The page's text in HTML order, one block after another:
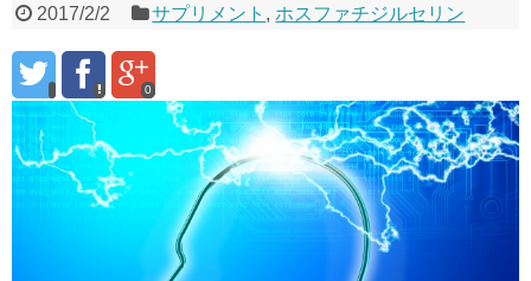
2017/2/2 サプリメント , ホスファチジルセリン
0